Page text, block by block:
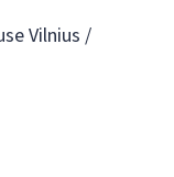
Vilnius /